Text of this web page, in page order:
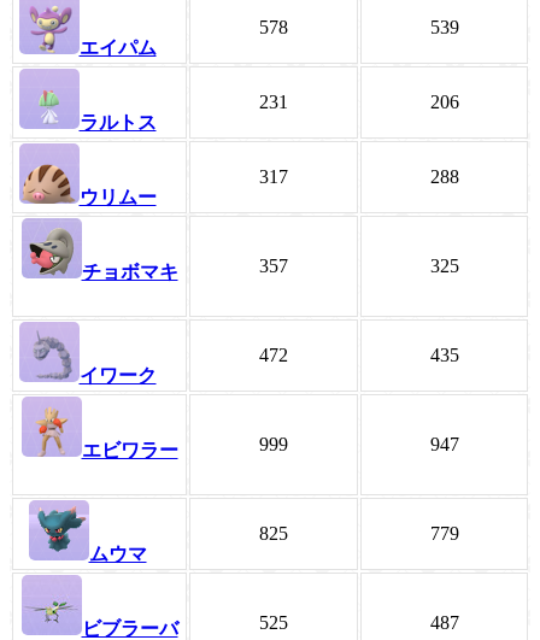
エイパム
578 539
ラルトス
231 206
ウリムー
317 288
チョボマキ 357 325
イワーク
472 435
エビワラー 999 947
ムウマ
825 779
ビブラーバ 525 487